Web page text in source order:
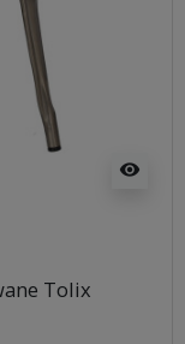
visibility
Tolix